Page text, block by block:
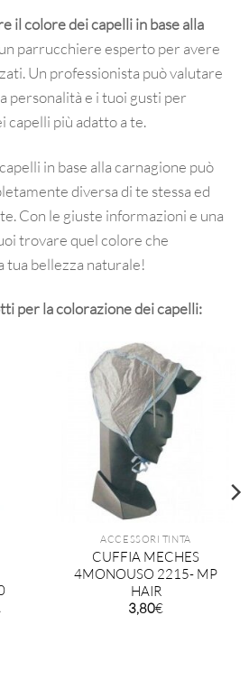
il colore dei capelli in base alla
parrucchiere esperto per avere
Un professionista può valutare
personalità e i tuoi gusti per
capelli più adatto a te.
in base alla carnagione può
diversa di te stessa ed
Con le giuste informazioni e una
trovare quel colore che
tua bellezza naturale!
per la colorazione dei capelli:
ACCESSORI TINTA
CUFFIA MECHES
4MONOUSO 2215- MP
HAIR
3,80€